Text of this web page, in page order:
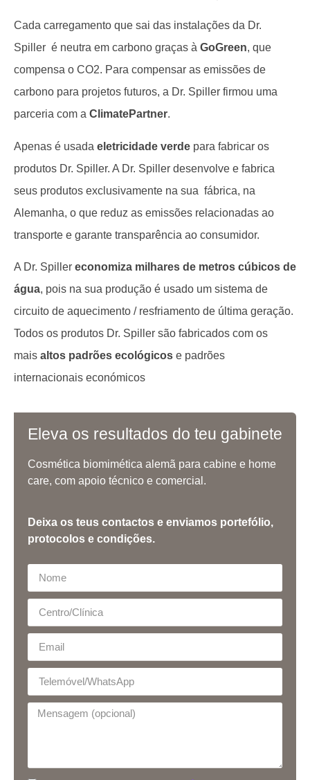
Cada carregamento que sai das instalações da Dr.
Spiller é neutra em carbono graças à GoGreen, que
compensa o CO2. Para compensar as emissões de
carbono para projetos futuros, a Dr. Spiller firmou uma
parceria com a ClimatePartner.
Apenas é usada eletricidade verde para fabricar os
produtos Dr. Spiller. A Dr. Spiller desenvolve e fabrica
seus produtos exclusivamente na sua fábrica, na
Alemanha, o que reduz as emissões relacionadas ao
transporte e garante transparência ao consumidor.
A Dr. Spiller economiza milhares de metros cúbicos de
água, pois na sua produção é usado um sistema de
circuito de aquecimento / resfriamento de última geração.
Todos os produtos Dr. Spiller são fabricados com os
mais altos padrões ecológicos e padrões
internacionais económicos
Eleva os resultados do teu gabinete
Cosmética biomimética alemã para cabine e home
care, com apoio técnico e comercial.
Deixa os teus contactos e enviamos portefólio,
protocolos e condições.